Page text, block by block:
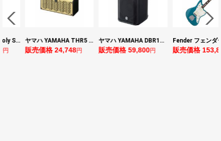
ヤマハ YAMAHA THR5 コンパクトギターアンプ 小型アンプ
価格 24,748円
ヤマハ YAMAHA DBR10 パワードスピーカー
販売価格 59,800円
Fender フェンダー Made in Japan Traditional Late 60s Jazzmaster RW Ocean Turquoise Metallic エレキギター
販売価格 153,896円 販